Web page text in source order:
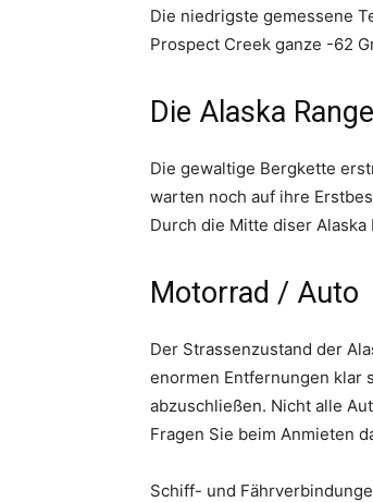
Die niedrigste gemessene
Prospect Creek ganze -62
Die Alaska Range
Die gewaltige Bergkette
warten noch auf ihre
Durch die Mitte diser
Motorrad / Auto
Der Strassenzustand der
enormen Entfernungen klar
abzuschließen. Nicht alle
Fragen Sie beim Anmieten
Schiff- und